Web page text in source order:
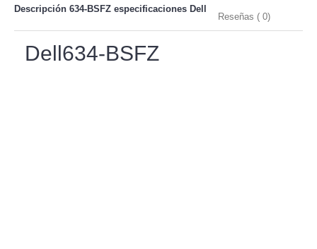
Descripción 634-BSFZ especificaciones Dell
Reseñas ( 0)
Dell634-BSFZ